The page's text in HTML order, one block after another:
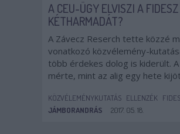
A CEU-ÜGY ELVISZI A
KÉTHARMADÁT?
A Závecz Reserch tette közzé
vonatkozó közvélemény-
több érdekes dolog is kiderült.
mérte, mint az alig egy hete
KÖZVÉLEMÉNYKUTATÁS ELLENZÉK
JÁMBORANDRÁS
2017. 05. 18.